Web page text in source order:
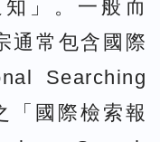
知」。一般而
通常包含國際
Searching
「國際檢索報